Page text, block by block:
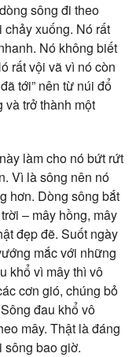
sông đi theo
chảy xuống. Nó rất
Nó không biết
rất vội vã vì nó còn
tới” nên từ núi đổ
trở thành một
làm cho nó bứt rứt
Vì là sông nên nó
hơn. Dòng sông bắt
– mây hồng, mây
đẹp đẽ. Suốt ngày
mắc với những
khổ vì mây thì vô
cơn gió, chúng bỏ
đau khổ vô
mây. Thật là đáng
sông bao giờ.